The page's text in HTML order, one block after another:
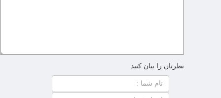
نظرتان را بیان کنید